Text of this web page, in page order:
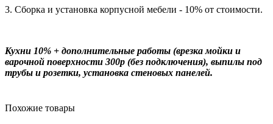
3. Сборка и установка корпусной мебели - 10% от стоимости.
Кухни 10% + дополнительные работы (врезка мойки и
варочной поверхности 300р (без подключения), выпилы под
трубы и розетки, установка стеновых панелей.
Похожие товары